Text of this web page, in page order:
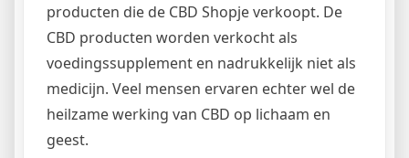
producten die de CBD Shopje verkoopt. De
CBD producten worden verkocht als
voedingssupplement en nadrukkelijk niet als
medicijn. Veel mensen ervaren echter wel de
heilzame werking van CBD op lichaam en
geest.